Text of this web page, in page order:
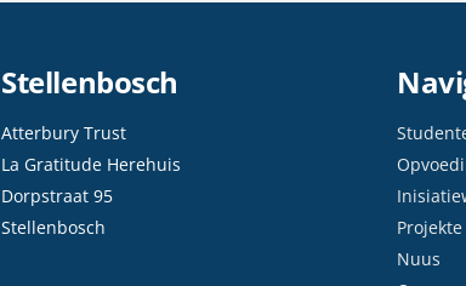
Stellenbosch
Atterbury Trust
La Gratitude Herehuis
Dorpstraat 95
Stellenbosch
Projekte
Nuus